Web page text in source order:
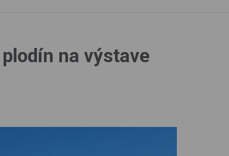
na výstave